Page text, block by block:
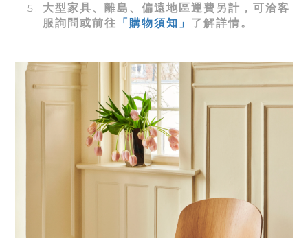
大型家具、離島、偏遠地區運費另計，可洽客
服詢問或前往 「購物須知」 了解詳情。